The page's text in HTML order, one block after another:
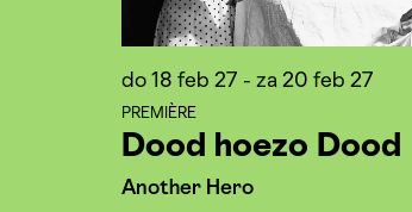
Dood hoezo Dood
Another Hero
PREMIÈRE
do 18 feb 27 - za 20 feb 27